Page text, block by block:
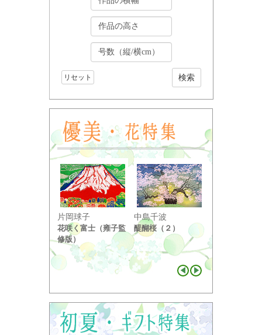
リセット
片岡球子
花咲く富士（雍子監
修版）
中島千波
醍醐桜（２）
り ...